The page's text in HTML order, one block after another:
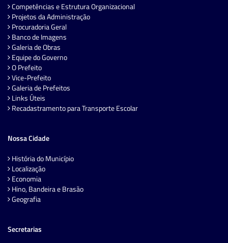
Competências e Estrutura Organizacional
Projetos da Administração
Procuradoria Geral
Banco de Imagens
Galeria de Obras
Equipe do Governo
O Prefeito
Vice-Prefeito
Galeria de Prefeitos
Links Úteis
Recadastramento para Transporte Escolar
Nossa Cidade
História do Município
Localização
Economia
Hino, Bandeira e Brasão
Geografia
Secretarias